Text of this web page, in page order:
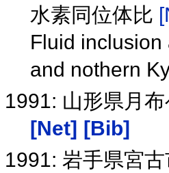
水素同位体比
Fluid inclusion
and nothern
1991: 山形県月
[Net] [Bib]
1991: 岩手県宮